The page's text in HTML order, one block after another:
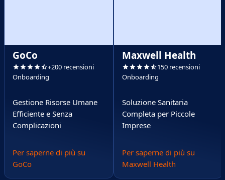
GoCo
+200 recensioni
Onboarding
Gestione Risorse Umane
Efficiente e Senza
Complicazioni
Per saperne di più su
GoCo
Maxwell Health
150 recensioni
Onboarding
Soluzione Sanitaria
Completa per Piccole
Imprese
Per saperne di più su
Maxwell Health